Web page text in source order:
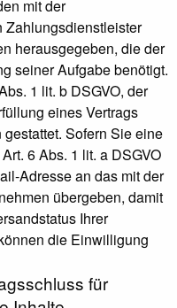
mit der
Zahlungsdienstleister
herausgegeben, die der
seiner Aufgabe benötigt.
1 lit. b DSGVO, der
eines Vertrags
Sofern Sie eine
6 Abs. 1 lit. a DSGVO
Adresse an das mit der
übergeben, damit
Ihrer
die Einwilligung
für